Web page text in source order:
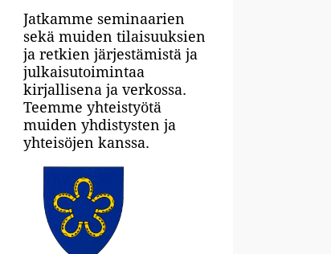
Jatkamme seminaarien
sekä muiden tilaisuuksien
ja retkien järjestämistä ja
julkaisutoimintaa
kirjallisena ja verkossa.
Teemme yhteistyötä
muiden yhdistysten ja
yhteisöjen kanssa.